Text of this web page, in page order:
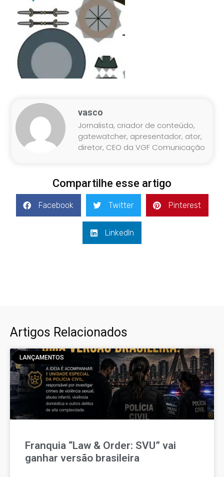
vasco
Jornalista, criador de conteúdo,
gatewatcher, apresentador, ator,
diretor, CEO da VGF Comunicação
Compartilhe esse artigo
Facebook Twitter Pinterest
LinkedIn
Artigos Relacionados
LANÇAMENTOS
Franquia “Law & Order: SVU” vai
ganhar versão brasileira